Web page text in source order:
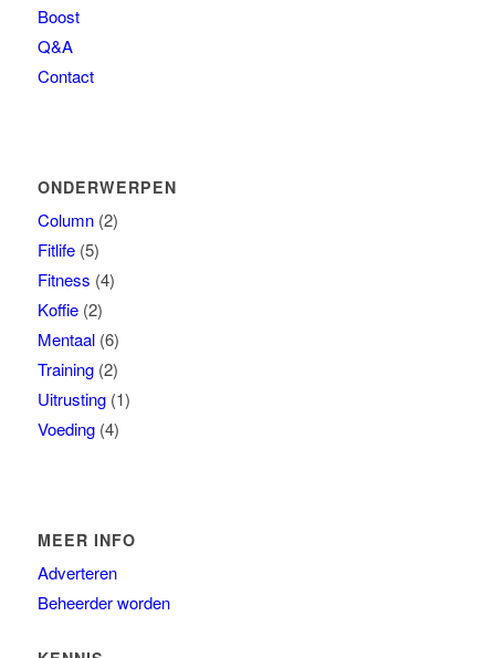
Boost
Q&A
Contact
ONDERWERPEN
Column(2)
Fitlife(5)
Fitness (4)
Koffie(2)
Mentaal(6)
Training(2)
Uitrusting(1)
Voeding(4)
MEER INFO
Adverteren
Beheerder worden